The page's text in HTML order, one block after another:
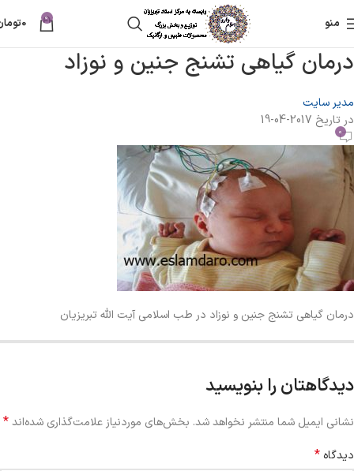
منو 0
0
درمان گیاهی تشنج جنین و نوزاد
مدیر سایت
در تاریخ 2017-04-19
0
درمان گیاهی تشنج جنین و نوزاد در طب اسلامی آیت الله تبریزیان
دیدگاهتان را بنویسید
نشانی ایمیل شما منتشر نخواهد شد. بخش‌های موردنیاز علامت‌گذاری شده‌اند*
دیدگاه *